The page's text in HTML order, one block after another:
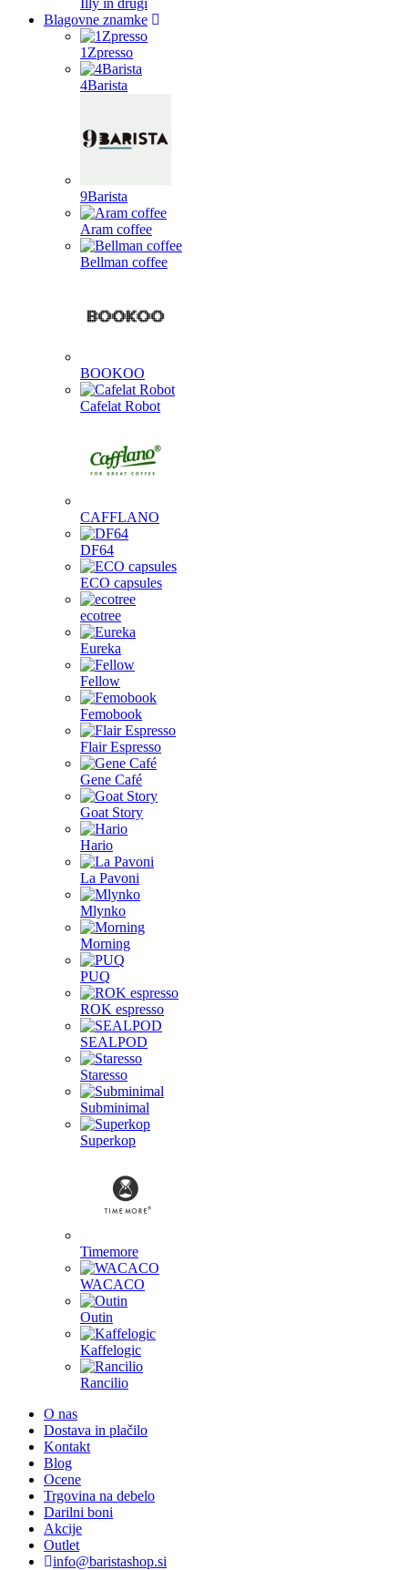
Illy in drugi
Blagovne znamke
1Zpresso
4Barista
9Barista
Aram coffee
Bellman coffee
BOOKOO
Cafelat Robot
CAFFLANO
DF64
ECO capsules
ecotree
Eureka
Fellow
Femobook
Flair Espresso
Gene Café
Goat Story
Hario
La Pavoni
Mlynko
Morning
PUQ
ROK espresso
SEALPOD
Staresso
Subminimal
Superkop
Timemore
WACACO
Outin
Kaffelogic
Rancilio
O nas
Dostava in plačilo
Kontakt
Blog
Ocene
Trgovina na debelo
Darilni boni
Akcije
Outlet
info@baristashop.si